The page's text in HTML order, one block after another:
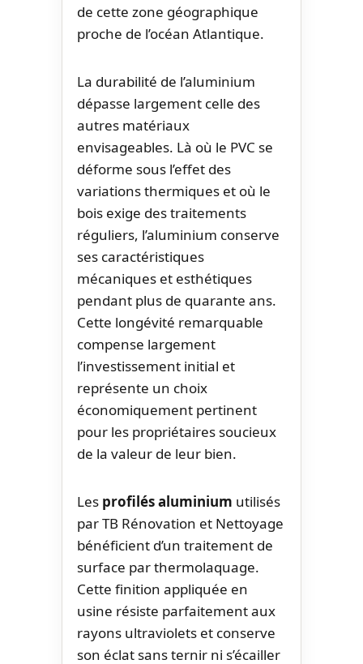
de cette zone géographique
proche de l’océan Atlantique.
La durabilité de l’aluminium
dépasse largement celle des
autres matériaux
envisageables. Là où le PVC se
déforme sous l’effet des
variations thermiques et où le
bois exige des traitements
réguliers, l’aluminium conserve
ses caractéristiques
mécaniques et esthétiques
pendant plus de quarante ans.
Cette longévité remarquable
compense largement
l’investissement initial et
représente un choix
économiquement pertinent
pour les propriétaires soucieux
de la valeur de leur bien.
Les profilés aluminium utilisés
par TB Rénovation et Nettoyage
bénéficient d’un traitement de
surface par thermolaquage.
Cette finition appliquée en
usine résiste parfaitement aux
rayons ultraviolets et conserve
son éclat sans ternir ni s’écailler